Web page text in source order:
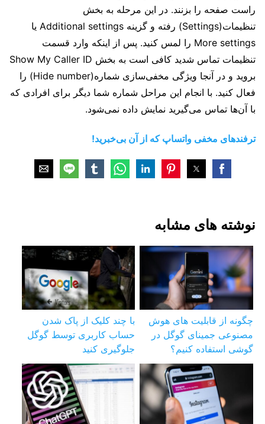
راست صفحه را بزنند. در این مرحله به بخش
تنظیمات(Settings) رفته و گزینه Additional settings یا
More settings را لمس کنید. پس از اینکه وارد قسمت
تنظیمات تماس شدید کافی است به بخش Show My Caller ID
بروید و در آنجا ویژگی مخفی‌سازی شماره(Hide number) را
فعال کنید. با انجام این مراحل شماره شما دیگر برای افرادی که
با آن‌ها تماس می‌گیرید نمایش داده نمی‌شود.
ترفندهای مخفی واتساپ که از آن بی‌خبرید!
نوشته های مشابه
چگونه از قابلیت های هوش
مصنوعی جمینای گوگل در
گوشی استفاده کنیم؟
با چند کلیک از پاک شدن
حساب کاربری توسط گوگل
جلوگیری کنید